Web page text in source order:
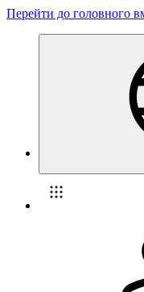
Перейти до головного